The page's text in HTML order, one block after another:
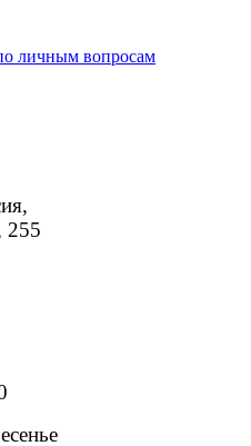
личным вопросам
255